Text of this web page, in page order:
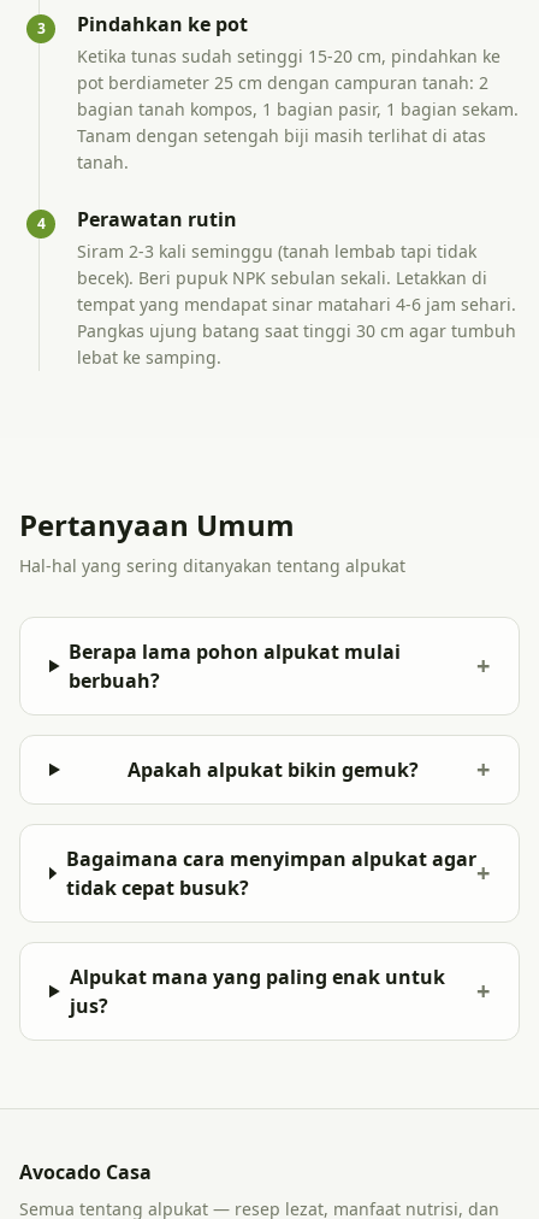
3 Pindahkan ke pot
Ketika tunas sudah setinggi 15-20 cm, pindahkan ke
pot berdiameter 25 cm dengan campuran tanah: 2
bagian tanah kompos, 1 bagian pasir, 1 bagian sekam.
Tanam dengan setengah biji masih terlihat di atas
tanah.
4 Perawatan rutin
Siram 2-3 kali seminggu (tanah lembab tapi tidak
becek). Beri pupuk NPK sebulan sekali. Letakkan di
tempat yang mendapat sinar matahari 4-6 jam sehari.
Pangkas ujung batang saat tinggi 30 cm agar tumbuh
lebat ke samping.
Pertanyaan Umum
Hal-hal yang sering ditanyakan tentang alpukat
Berapa lama pohon alpukat mulai
berbuah?
+
Apakah alpukat bikin gemuk? +
Bagaimana cara menyimpan alpukat agar
tidak cepat busuk?
+
Alpukat mana yang paling enak untuk
jus?
+
Avocado Casa
Semua tentang alpukat — resep lezat, manfaat nutrisi, dan